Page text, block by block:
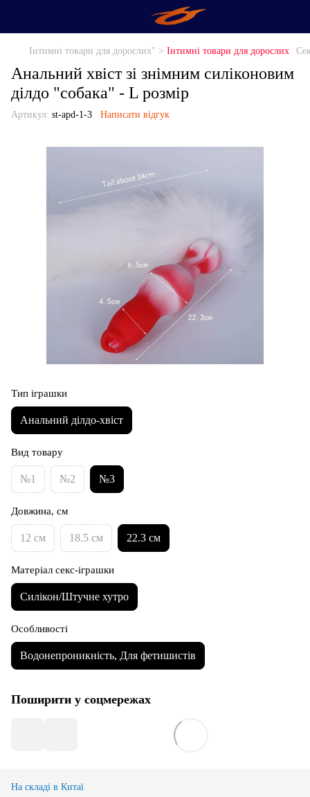
Інтимні товари для дорослих" > Інтимні товари для дорослих
Анальний хвіст зі знімним силіконовим
ділдо "собака" - L розмір
Артикул: st-apd-1-3 Написати відгук
Тип іграшки
Анальний ділдо-хвіст
Вид товару
№1 №2 №3
Довжина, см
12 см 18.5 см 22.3 см
Матеріал секс-іграшки
Силікон/Штучне хутро
Особливості
Водонепроникність, Для фетишистів
Поширити у соцмережах
На складі в Китаї